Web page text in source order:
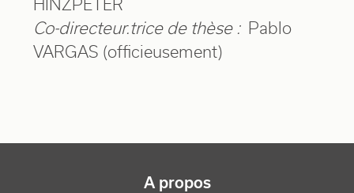
HINZPETER
Co-directeur.trice de thèse : Pablo
VARGAS (officieusement)
NAVIGATION PRINCIPALE
A propos